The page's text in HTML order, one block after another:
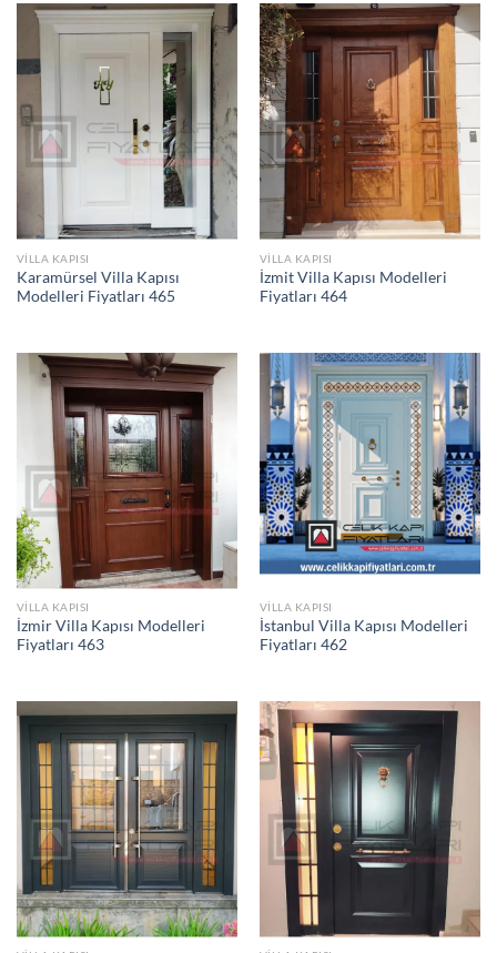
VILLA KAPISI
Karamürsel Villa Kapısı
Modelleri Fiyatları 465
VILLA KAPISI
İzmit Villa Kapısı Modelleri
Fiyatları 464
VILLA KAPISI
İzmir Villa Kapısı Modelleri
Fiyatları 463
VILLA KAPISI
İstanbul Villa Kapısı Modelleri
Fiyatları 462